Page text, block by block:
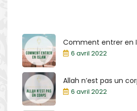
Comment entrer en
6 avril 2022
Allah n’est pas un
6 avril 2022